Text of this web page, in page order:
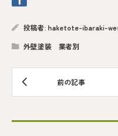
投稿者: haketote-ibaraki-
外壁塗装 業者別